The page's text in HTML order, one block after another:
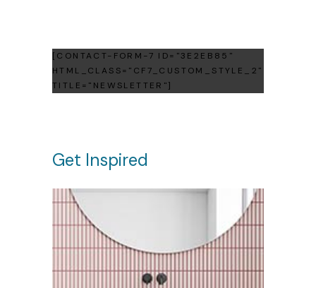
[CONTACT-FORM-7 ID="3E2EB85"
HTML_CLASS="CF7_CUSTOM_STYLE_2"
TITLE="NEWSLETTER"]
Get Inspired